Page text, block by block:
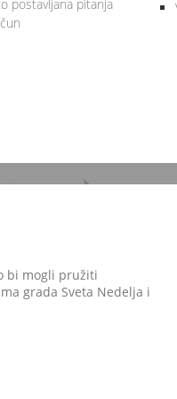
postavljana pitanja
bi mogli pružiti
grada Sveta Nedelja i